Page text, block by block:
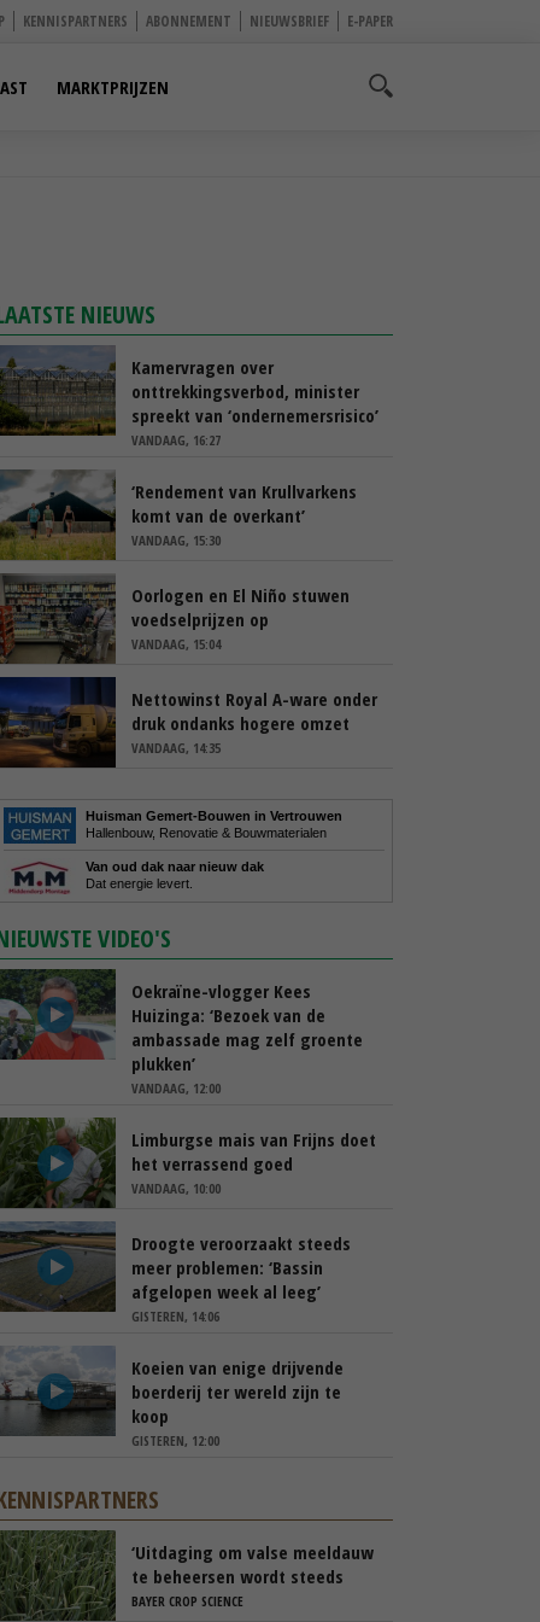
KENNISPARTNERS ABONNEMENT NIEUWSBRIEF E-PAPER
MARKTPRIJZEN
NIEUWS
Kamervragen over
onttrekkingsverbod, minister
spreekt van ‘ondernemersrisico’
VANDAAG, 16:27
‘Rendement van Krullvarkens
komt van de overkant’
VANDAAG, 15:30
Oorlogen en El Niño stuwen
voedselprijzen op
VANDAAG, 15:04
Nettowinst Royal A-ware onder
druk ondanks hogere omzet
VANDAAG, 14:35
Huisman Gemert-Bouwen in Vertrouwen
Hallenbouw, Renovatie & Bouwmaterialen
Van oud dak naar nieuw dak
Dat energie levert.
VIDEO'S
Oekraïne-vlogger Kees
Huizinga: ‘Bezoek van de
ambassade mag zelf groente
plukken’
VANDAAG, 12:00
Limburgse mais van Frijns doet
het verrassend goed
VANDAAG, 10:00
Droogte veroorzaakt steeds
meer problemen: ‘Bassin
afgelopen week al leeg’
GISTEREN, 14:06
Koeien van enige drijvende
boerderij ter wereld zijn te
koop
GISTEREN, 12:00
‘Uitdaging om valse meeldauw
te beheersen wordt steeds
groter’
BAYER CROP SCIENCE